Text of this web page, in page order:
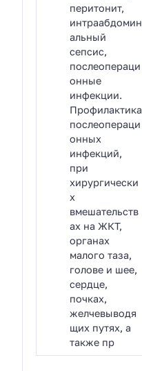
перитонит,
интраабдомин
альный
сепсис,
послеопераци
онные
инфекции.
Профилактика
послеопераци
онных
инфекций,
при
хирургически
х
вмешательств
ах на ЖКТ,
органах
малого таза,
голове и шее,
сердце,
почках,
желчевыводя
щих путях, а
также пр